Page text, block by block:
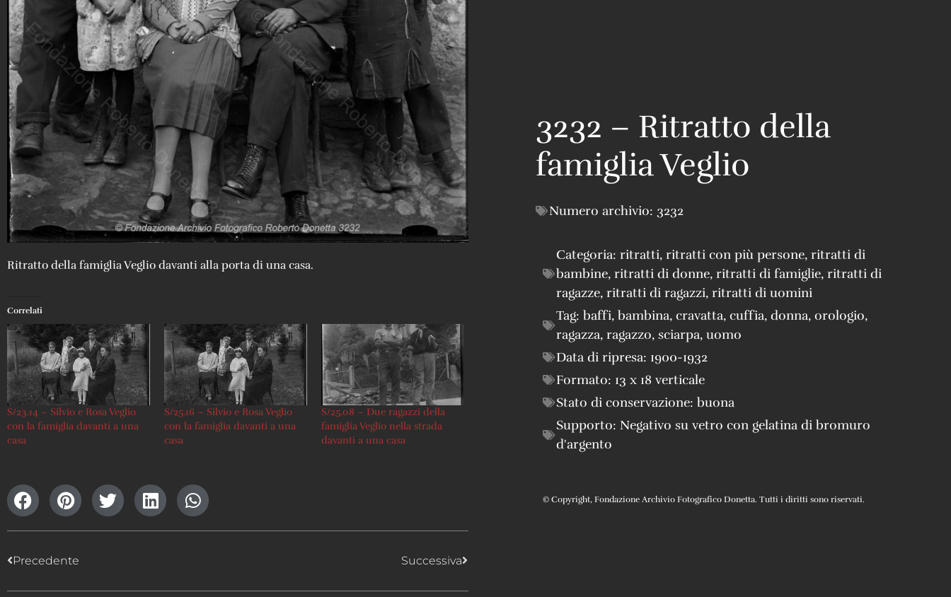
Ritratto della famiglia Veglio davanti alla porta di una casa.
Correlati
S/23.14 – Silvio e Rosa Veglio
con la famiglia davanti a una
casa
S/25.16 – Silvio e Rosa Veglio
con la famiglia davanti a una
casa
S/25.08 – Due ragazzi della
famiglia Veglio nella strada
davanti a una casa
Precedente Successiva
3232 – Ritratto della
famiglia Veglio
Numero archivio: 3232
Categoria: ritratti, ritratti con più persone, ritratti di
bambine, ritratti di donne, ritratti di famiglie, ritratti di
ragazze, ritratti di ragazzi, ritratti di uomini
Tag: baffi, bambina, cravatta, cuffia, donna, orologio,
ragazza, ragazzo, sciarpa, uomo
Data di ripresa: 1900-1932
Formato: 13 x 18 verticale
Stato di conservazione: buona
Supporto: Negativo su vetro con gelatina di bromuro
d'argento
© Copyright, Fondazione Archivio Fotografico Donetta. Tutti i diritti sono riservati.